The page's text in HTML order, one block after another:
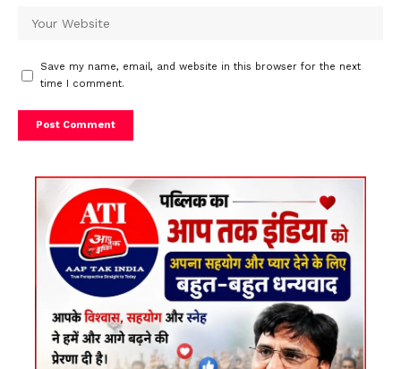
Save my name, email, and website in this browser for the next
time I comment.